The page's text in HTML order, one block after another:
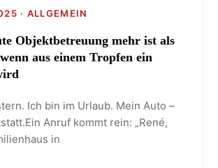
· ALLGEMEIN
Objektbetreuung mehr ist als
aus einem Tropfen ein
Ich bin im Urlaub. Mein Auto –
Anruf kommt rein: „René,
in